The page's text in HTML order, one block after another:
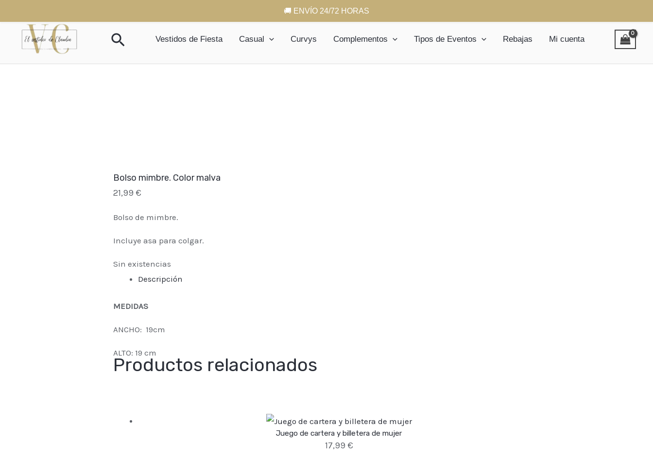
🚚 ENVÍO 24/72 HORAS
al
contenido
BuscarVestidos de Fiesta Casual Curvys Complementos Tipos de Eventos Rebajas Mi cuenta
Bolso mimbre. Color malva
21,99 €
Bolso de mimbre.
Incluye asa para colgar.
Sin existencias
Descripción
MEDIDAS
ANCHO: 19cm
ALTO: 19 cm
Productos relacionados
Juego de cartera y billetera de mujer
17,99 €